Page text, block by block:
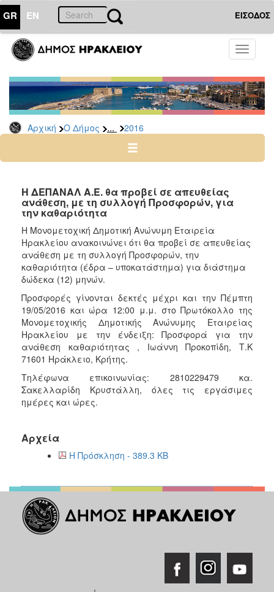
GR EN ΕΙΣΟΔΟΣ
Toggle
Αρχική Ο Δήμος ... 2016
ΔΗΜΟΣ
Διακηρύξεις
-
Δημοπρασίες
Αρχείο
2025
2023
2022
2021
2020
2019
2017
2016
2015
2013
ΤΟΠΟΣ
ΑΝΘΕΚΤΙΚΗ
ΠΟΛΗ
Η ΔΕΠΑΝΑΛ Α.Ε. θα προβεί σε απευθείας
ανάθεση, με τη συλλογή Προσφορών, για
την καθαριότητα
Η Μονομετοχική Δημοτική Ανώνυμη Εταιρεία
Ηρακλείου ανακοινώνει ότι θα προβεί σε απευθείας
ανάθεση με τη συλλογή Προσφορών, την
καθαριότητα (έδρα – υποκατάστημα) για διάστημα
δώδεκα (12) μηνών.
Προσφορές γίνονται δεκτές μέχρι και την Πέμπτη
19/05/2016 και ώρα 12:00 μ.μ. στο Πρωτόκολλο της
Μονομετοχικής Δημοτικής Ανώνυμης Εταιρείας
Ηρακλείου με την ένδειξη: Προσφορά για την
ανάθεση καθαριότητας , Ιωάννη Προκοπίδη, Τ.Κ
71601 Ηράκλειο, Κρήτης.
Τηλέφωνα επικοινωνίας: 2810229479 κα.
Σακελλαρίδη Κρυστάλλη, όλες τις εργάσιμες
ημέρες και ώρες.
Αρχεία
Η Πρόσκληση - 389.3 KB